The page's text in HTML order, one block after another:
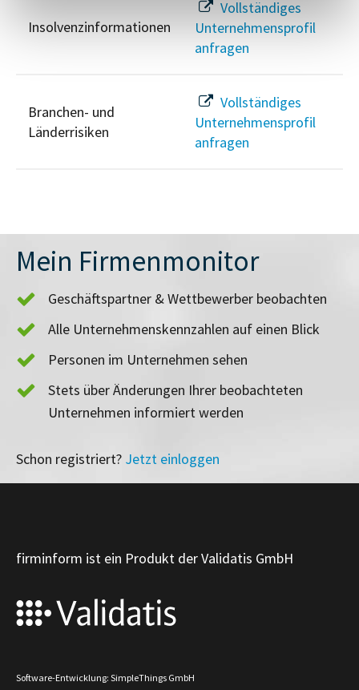
Insolvenzinformationen
Vollständiges
Unternehmensprofil
anfragen
Branchen- und
Länderrisiken
Vollständiges
Unternehmensprofil
anfragen
Mein Firmenmonitor
Geschäftspartner & Wettbewerber beobachten
Alle Unternehmenskennzahlen auf einen Blick
Personen im Unternehmen sehen
Stets über Änderungen Ihrer beobachteten
Unternehmen informiert werden
Schon registriert? Jetzt einloggen
firminform ist ein Produkt der Validatis GmbH
Software-Entwicklung: SimpleThings GmbH